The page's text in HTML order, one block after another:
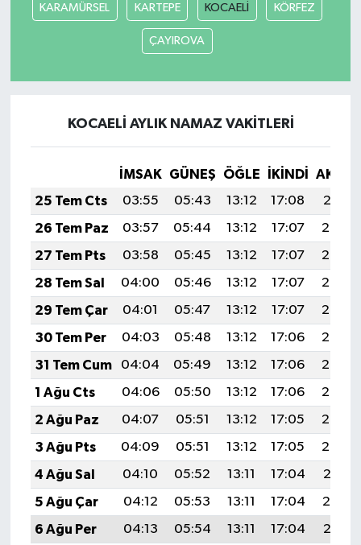
KARAMÜRSEL KARTEPE KOCAELİ KÖRFEZ
ÇAYIROVA
KOCAELİ AYLIK NAMAZ VAKITLERI
İMSAK GÜNEŞ ÖĞLE İKINDI
25 Tem Cts
03:55 05:43 13:12 17:08
20:31
26 Tem Paz
03:57 05:44 13:12 17:07
20:30
27 Tem Pts
03:58 05:45 13:12 17:07
20:29
28 Tem Sal
04:00 05:46 13:12 17:07
20:28
29 Tem Çar
04:01 05:47 13:12 17:07
20:27
30 Tem Per
04:03 05:48 13:12 17:06
20:26
31 Tem Cum
04:04 05:49 13:12 17:06
20:25
1 Ağu Cts
04:06 05:50 13:12 17:06
20:24
2 Ağu Paz
04:07 05:51 13:12 17:05
20:23
3 Ağu Pts
04:09 05:51 13:12 17:05
20:22
4 Ağu Sal
04:10 05:52 13:11 17:04
20:21
5 Ağu Çar
04:12 05:53 13:11 17:04
20:19
6 Ağu Per
04:13 05:54 13:11 17:04
20:18